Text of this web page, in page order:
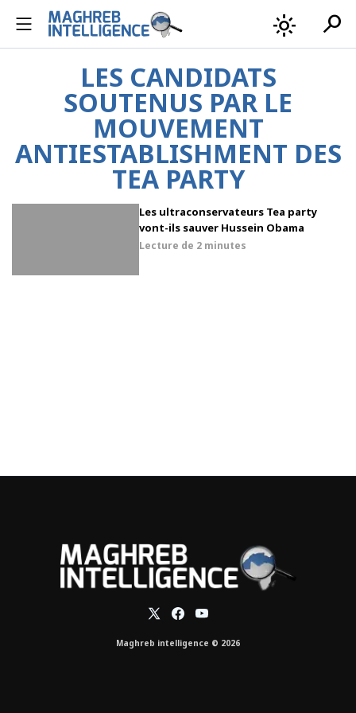
light_mode search
LES CANDIDATS
SOUTENUS PAR LE
MOUVEMENT
ANTIESTABLISHMENT DES
TEA PARTY
Les ultraconservateurs Tea party
vont-ils sauver Hussein Obama
Lecture de 2 minutes
Maghreb intelligence © 2026